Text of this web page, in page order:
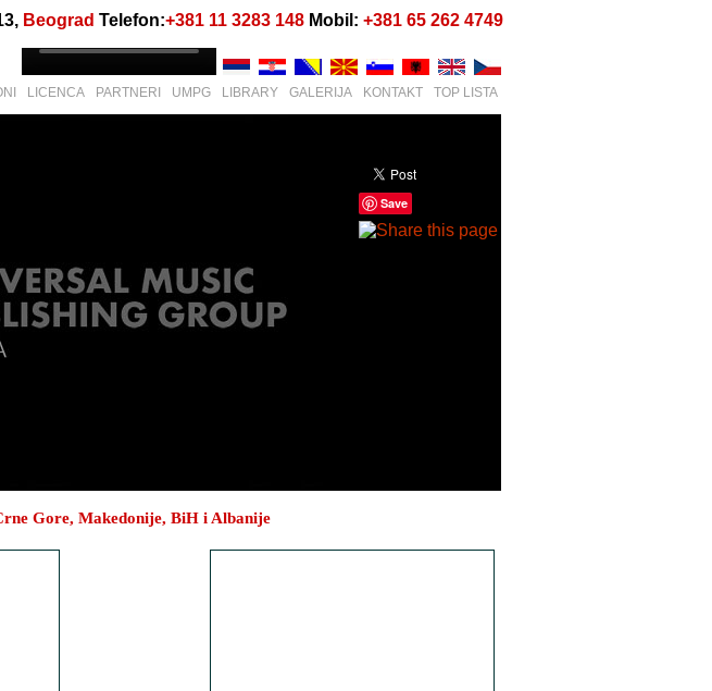
Beograd Telefon:+381 11 3283 148 Mobil: +381 65 262 4749
TOP LISTA
KONTAKT
GALERIJA
LIBRARY
UMPG
PARTNERI
LICENCA
Save
Gore, Makedonije, BiH i Albanije